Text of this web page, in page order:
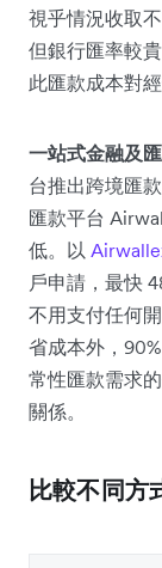
視乎情況收取
但銀行匯率較
此匯款成本對
一站式金融及
台推出跨境匯
匯款平台
低。以
戶申請，最快
不用支付任何
省成本外，
常性匯款需求
關係。
比較不同方